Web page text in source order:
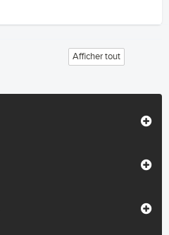
Afficher tout